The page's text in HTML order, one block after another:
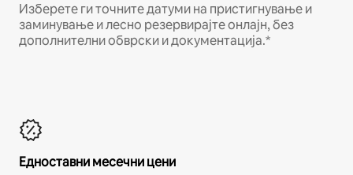
Изберете ги точните датуми на пристигнување и
заминување и лесно резервирајте онлајн, без
дополнителни обврски и документација.*
Едноставни месечни цени